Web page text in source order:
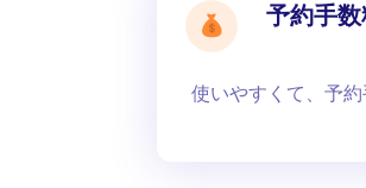
予約手
使いやすくて、予約